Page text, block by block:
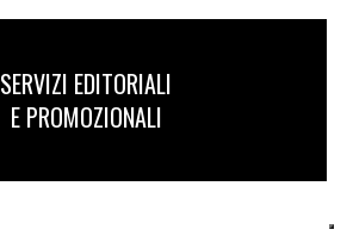
SERVIZI EDITORIALI
E PROMOZIONALI